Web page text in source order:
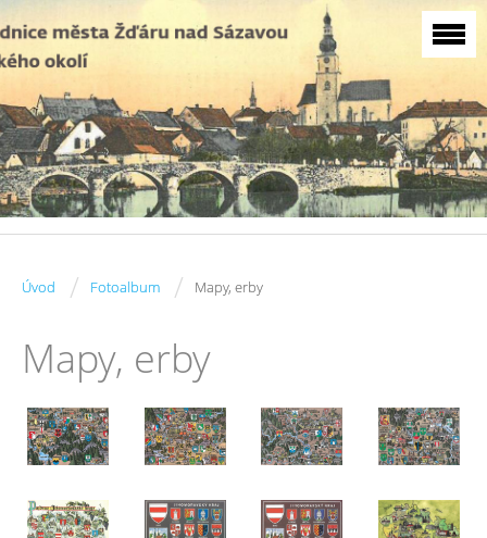
Úvod / Fotoalbum / Mapy, erby
Mapy, erby